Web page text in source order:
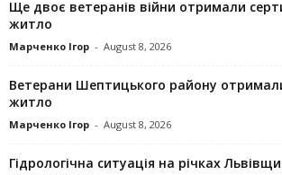
Ще двоє ветеранів війни отримали
житло
Марченко Ігор - August 8, 2026
Ветерани Шептицького району
житло
Марченко Ігор - August 8, 2026
Гідрологічна ситуація на річках